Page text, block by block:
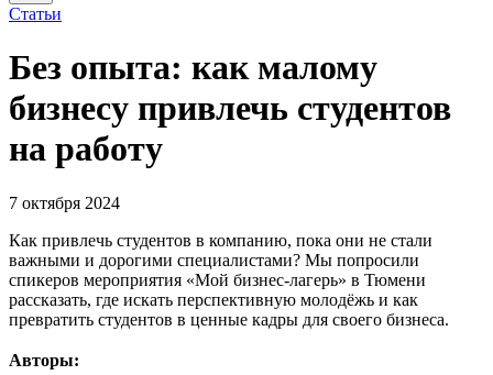
Статьи
Без опыта: как малому
бизнесу привлечь студентов
на работу
7 октября 2024
Как привлечь студентов в компанию, пока они не стали
важными и дорогими специалистами? Мы попросили
спикеров мероприятия «Мой бизнес-лагерь» в Тюмени
рассказать, где искать перспективную молодёжь и как
превратить студентов в ценные кадры для своего бизнеса.
Авторы: